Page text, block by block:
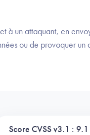
à un attaquant, en
ou de provoquer un
Score CVSS v3.1 : 9.1